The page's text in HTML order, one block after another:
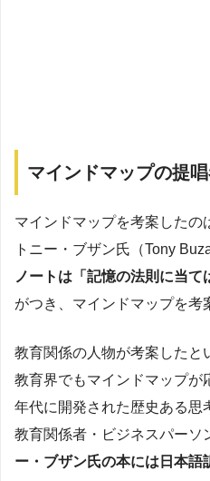
マインドマップの提
マインドマップを考案したの
トニー・ブザン氏（Tony
ノートは「記憶の法則に当て
がつき、マインドマップを考
教育関係の人物が考案したと
教育界でもマインドマップが
年代に開発された歴史ある思
教育関係者・ビジネスパーソ
ー・ブザン氏の本には日本語